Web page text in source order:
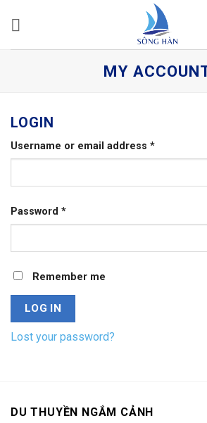
MY
LOGIN
Username or email address *Required
Password *Required
Remember me
LOG IN
Lost your password?
DU THUYỀN NGẮM CẢNH